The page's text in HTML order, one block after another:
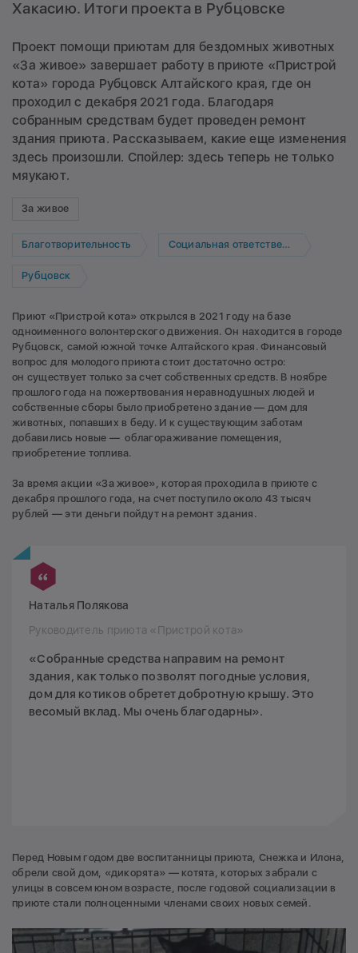
Хакасию. Итоги проекта в Рубцовске
Проект помощи приютам для бездомных животных
«За живое» завершает работу в приюте «Пристрой
кота» города Рубцовск Алтайского края, где он
проходил с декабря 2021 года. Благодаря
собранным средствам будет проведен ремонт
здания приюта. Рассказываем, какие еще изменения
здесь произошли. Спойлер: здесь теперь не только
мяукают.
За живое
Благотворительность Социальная ответственность
Рубцовск
Приют «Пристрой кота» открылся в 2021 году на базе
одноименного волонтерского движения. Он находится в городе
Рубцовск, самой южной точке Алтайского края. Финансовый
вопрос для молодого приюта стоит достаточно остро:
он существует только за счет собственных средств. В ноябре
прошлого года на пожертвования неравнодушных людей и
собственные сборы было приобретено здание — дом для
животных, попавших в беду. И к существующим заботам
добавились новые — облагораживание помещения,
приобретение топлива.
За время акции «За живое», которая проходила в приюте с
декабря прошлого года, на счет поступило около 43 тысяч
рублей — эти деньги пойдут на ремонт здания.
Наталья Полякова
Руководитель приюта «Пристрой кота»
«Собранные средства направим на ремонт
здания, как только позволят погодные условия,
дом для котиков обретет добротную крышу. Это
весомый вклад. Мы очень благодарны».
Перед Новым годом две воспитанницы приюта, Снежка и Илона,
обрели свой дом, «дикорята» — котята, которых забрали с
улицы в совсем юном возрасте, после годовой социализации в
приюте стали полноценными членами своих новых семей.